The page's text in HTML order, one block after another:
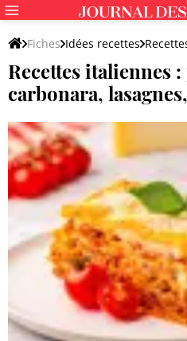
Fiches Idées recettes
Cuisine du monde
Recettes italiennes :
carbonara,